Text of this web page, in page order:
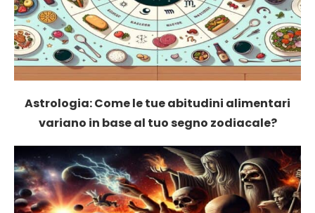
Astrologia: Come le tue abitudini alimentari
variano in base al tuo segno zodiacale?